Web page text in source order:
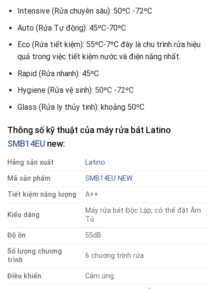
Intensive (Rửa chuyên sâu): 50ºC -72ºC
Auto (Rửa Tự động): 45ºC-70ºC
Eco (Rửa tiết kiệm): 55ºC-7ºC đây là chu trình rửa hiệu
quả trong việc tiết kiệm nước và điện năng nhất.
Rapid (Rửa nhanh): 45ºC
Hygiene (Rửa vệ sinh): 50ºC -72ºC
Glass (Rửa ly thủy tinh): khoảng 50ºC
Thông số kỹ thuật của máy rửa bát Latino
SMB14EU new:
Hãng sản xuất
Latino
Mã sản phẩm
SMB14EU NEW
Tiết kiệm năng lượng
A++
Kiểu dáng
Máy rửa bát Độc Lập, có thể đặt Âm
Tủ
Độ ồn
55dB
Số lượng chương
trình
6 chương trình rửa
Điều khiển
Cảm ứng.